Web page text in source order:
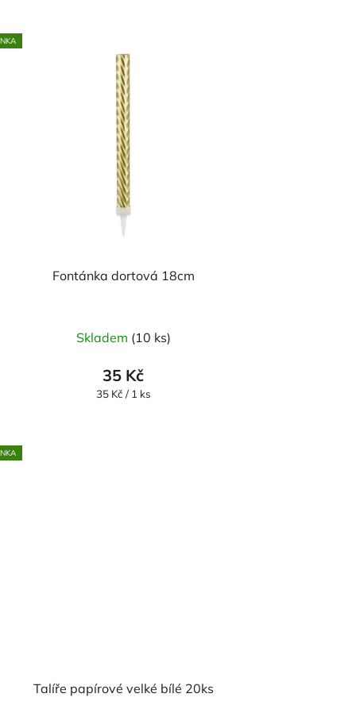
Fontánka dortová 18cm
Skladem (10 ks)
35 Kč
Měrná
35 Kč / 1 ks
Talíře papírové velké bílé 20ks